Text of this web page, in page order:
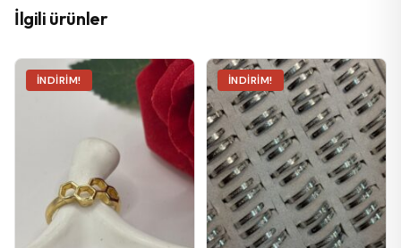
İlgili ürünler
İNDIRIM! İNDIRIM!